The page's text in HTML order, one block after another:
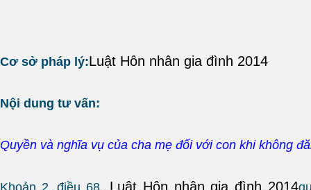
Cơ sở pháp lý:Luật Hôn nhân gia đình 2014
Nội dung tư vấn:
Quyền và nghĩa vụ của cha mẹ đối với con khikhông
Khoản 2, điều 68, Luật Hôn nhân gia đình 2014